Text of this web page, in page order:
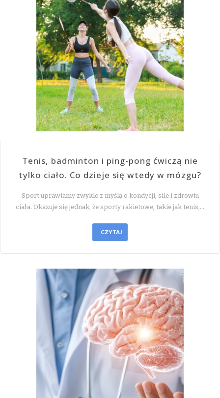
Tenis, badminton i ping-pong ćwiczą nie
tylko ciało. Co dzieje się wtedy w mózgu?
Sport uprawiamy zwykle z myślą o kondycji, sile i zdrowiu
ciała. Okazuje się jednak, że sporty rakietowe, takie jak tenis,…
CZYTAJ